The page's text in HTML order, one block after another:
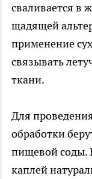
сваливается в
щадящей
применение
связывать
ткани.
Для
обработки
пищевой соды.
каплей